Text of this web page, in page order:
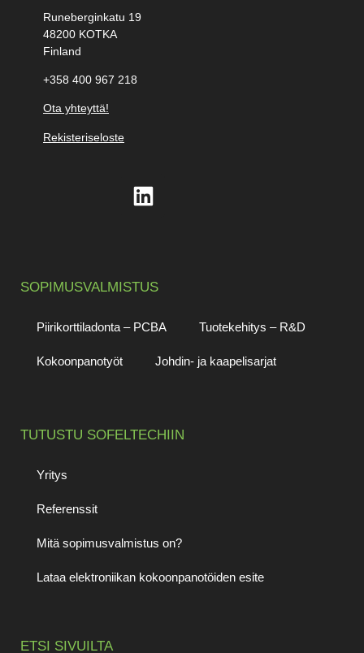
Runeberginkatu 19
48200 KOTKA
Finland
+358 400 967 218
Ota yhteyttä!
Rekisteriseloste
SOPIMUSVALMISTUS
Piirikorttiladonta – PCBA Tuotekehitys – R&D
Kokoonpanotyöt Johdin- ja kaapelisarjat
TUTUSTU SOFELTECHIIN
Yritys
Referenssit
Mitä sopimusvalmistus on?
Lataa elektroniikan kokoonpanotöiden esite
ETSI SIVUILTA